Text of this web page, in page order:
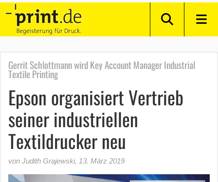
Gerrit Schlottmann wird Key Account Manager Industrial
Textile Printing
Epson organisiert Vertrieb
seiner industriellen
Textildrucker neu
von Judith Grajewski, 13. März 2019